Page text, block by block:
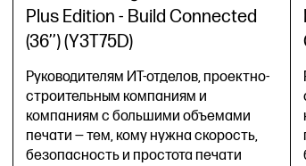
Plus Edition - Build Connected
(36’’) (Y3T75D)
Руководителям ИТ-отделов, проектно-
строительным компаниям и
компаниям с большими объемами
печати — тем, кому нужна скорость,
безопасность и простота печати